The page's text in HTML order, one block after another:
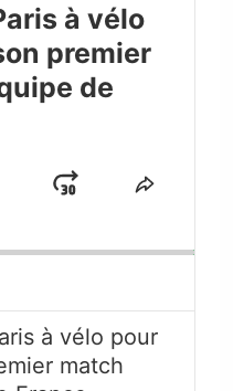
à vélo
premier
de
JumpShare
à vélo pour
match